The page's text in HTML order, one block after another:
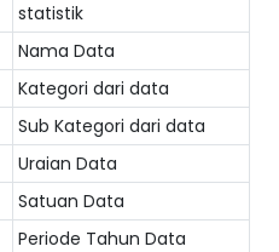
statistik
Nama Data
Kategori dari data
Sub Kategori dari data
Uraian Data
Satuan Data
Periode Tahun Data